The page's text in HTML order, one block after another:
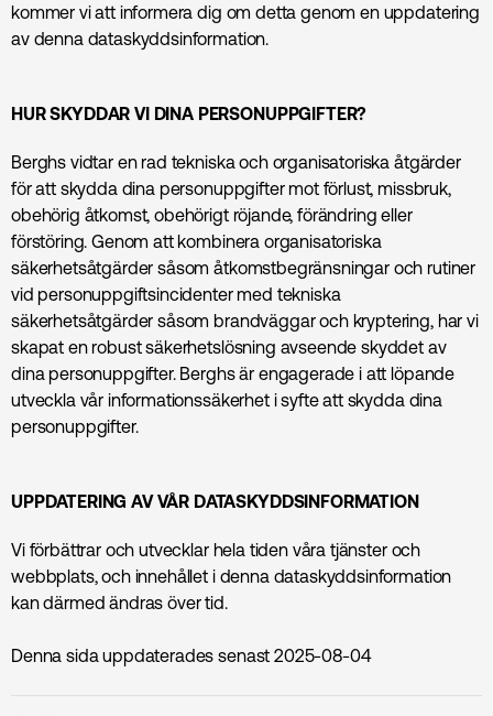
kommer vi att informera dig om detta genom en uppdatering
av denna dataskyddsinformation.
HUR SKYDDAR VI DINA PERSONUPPGIFTER?
Berghs vidtar en rad tekniska och organisatoriska åtgärder
för att skydda dina personuppgifter mot förlust, missbruk,
obehörig åtkomst, obehörigt röjande, förändring eller
förstöring. Genom att kombinera organisatoriska
säkerhetsåtgärder såsom åtkomstbegränsningar och rutiner
vid personuppgiftsincidenter med tekniska
säkerhetsåtgärder såsom brandväggar och kryptering, har vi
skapat en robust säkerhetslösning avseende skyddet av
dina personuppgifter. Berghs är engagerade i att löpande
utveckla vår informationssäkerhet i syfte att skydda dina
personuppgifter.
UPPDATERING AV VÅR DATASKYDDSINFORMATION
Vi förbättrar och utvecklar hela tiden våra tjänster och
webbplats, och innehållet i denna dataskyddsinformation
kan därmed ändras över tid.
Denna sida uppdaterades senast 2025-08-04